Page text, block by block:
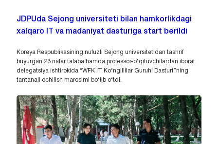
JDPUda Sejong universiteti bilan hamkorlikdagi
xalqaro IT va madaniyat dasturiga start berildi
Koreya Respublikasining nufuzli Sejong universitetidan tashrif
buyurgan 23 nafar talaba hamda professor-o‘qituvchilardan iborat
delegatsiya ishtirokida “WFK IT Ko‘ngillilar Guruhi Dasturi”ning
tantanali ochilish marosimi bo‘lib o‘tdi.